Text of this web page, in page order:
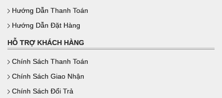
Hướng Dẫn Thanh Toán
Hướng Dẫn Đặt Hàng
HỖ TRỢ KHÁCH HÀNG
Chính Sách Thanh Toán
Chính Sách Giao Nhận
Chính Sách Đổi Trả